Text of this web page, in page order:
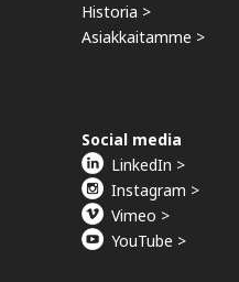
Historia >
Asiakkaitamme >
Social media
LinkedIn >
Instagram >
Vimeo >
YouTube >